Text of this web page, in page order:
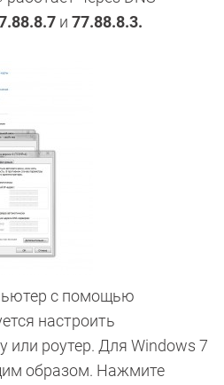
и 77.88.8.3.
с помощью
настроить
или роутер. Для Windows 7
образом. Нажмите